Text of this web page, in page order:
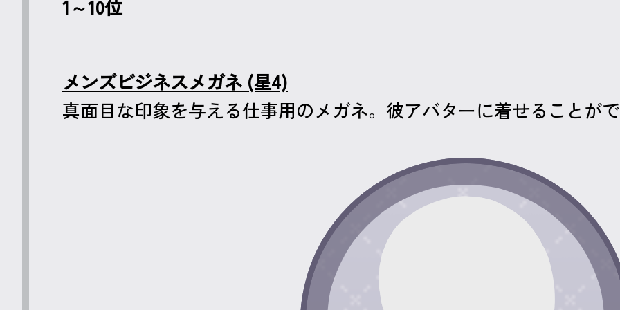
1～10位
メンズビジネスメガネ (星4)
真面目な印象を与える仕事用のメガネ。彼アバターに着せることが